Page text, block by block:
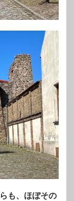
も、ほぼその